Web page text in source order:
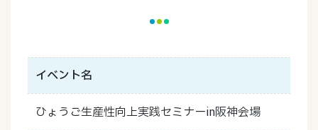
イベント名
ひょうご生産性向上実践セミナーin阪神会場